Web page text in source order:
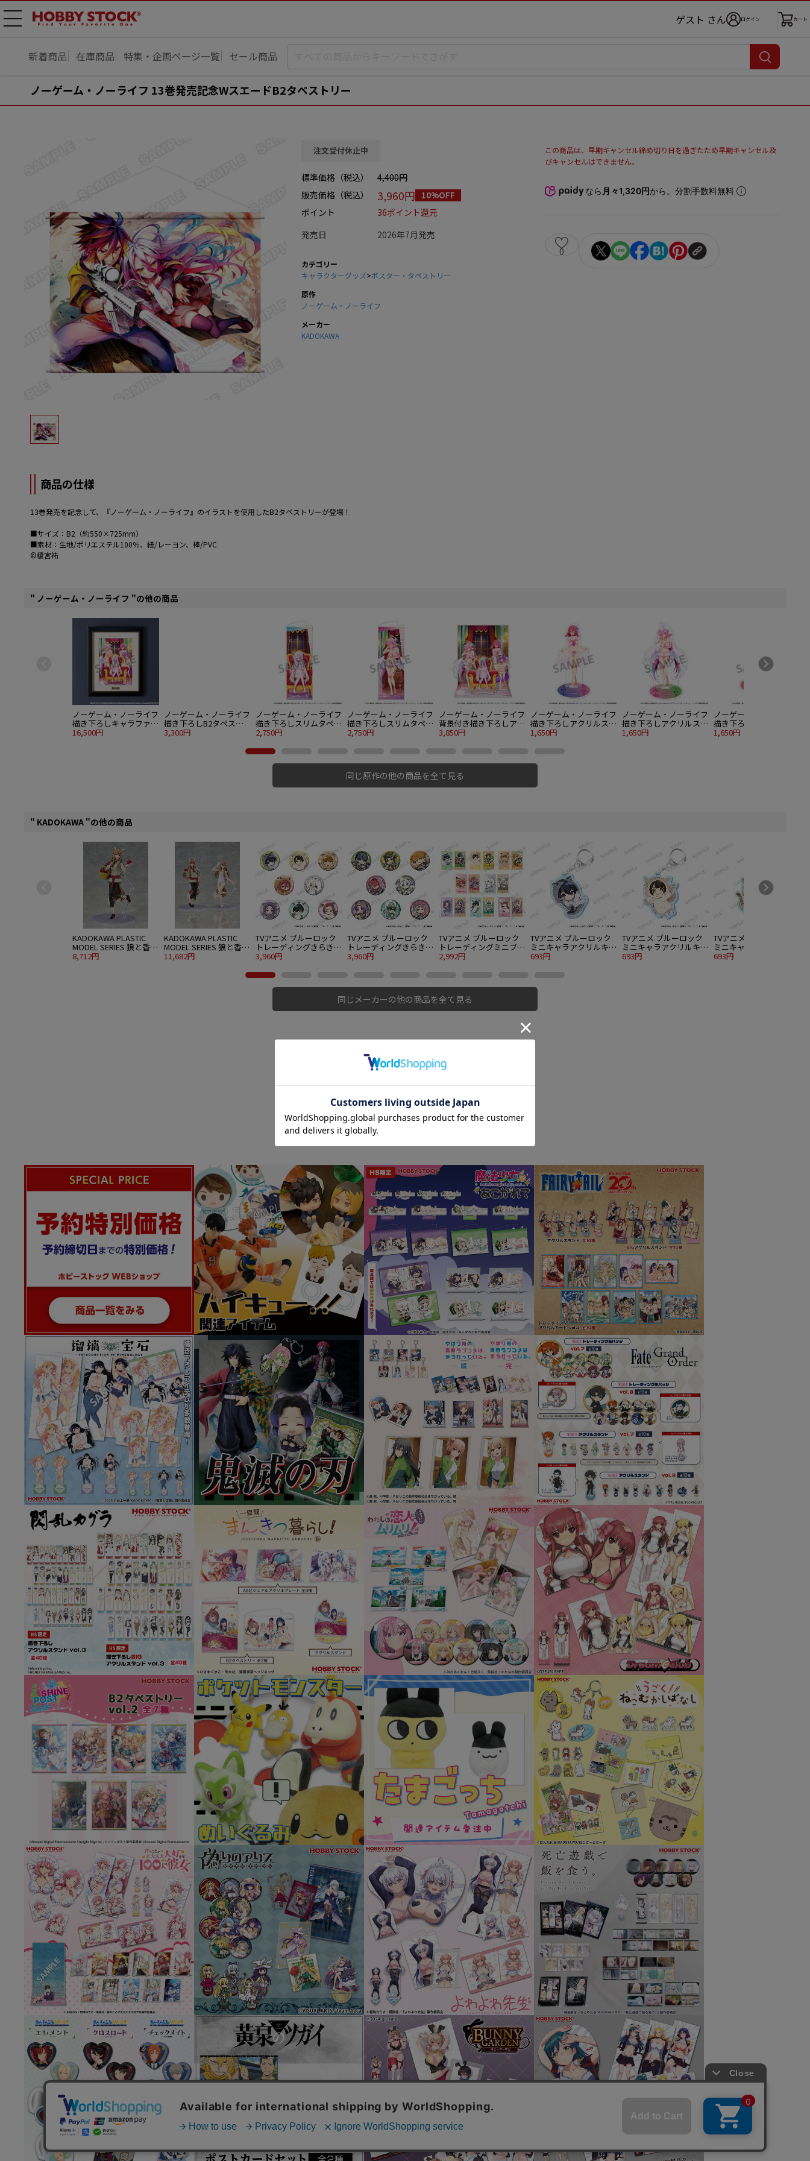
メニ
ゲスト さん ログイン カート
新着商品 在庫商品 特集・企画ページ一覧 セール商品
ノーゲーム・ノーライフ 13巻発売記念WスエードB2タペストリー
注文受付休止中
標準価格（税込）
4,400円
販売価格（税込）
3,960円 10%OFF
ポイント
36ポイント還元
発売日
2026年7月発売
カテゴリー
キャラクターグッズ>ポスター・タペストリー
原作
ノーゲーム・ノーライフ
メーカー
KADOKAWA
この商品は、早期キャンセル締め切り日を過ぎたため早期キャンセル及
びキャンセルはできません。
なら 月々1,320円から。分割手数料無料
0
商品の仕様
13巻発売を記念して、『ノーゲーム・ノーライフ』のイラストを使用したB2タペストリーが登場！
■サイズ：B2（約550×725mm）
■素材：生地/ポリエステル100％、紐/レーヨン、棒/PVC
©榎宮祐
" ノーゲーム・ノーライフ "の他の商品
ノーゲーム・ノーライフ
描き下ろしキャラファイ
ングラフ ナイトウェア
16,500円
ノーゲーム・ノーライフ
描き下ろしB2タペスト
リー ナイトウェア ver.
3,300円
ノーゲーム・ノーライフ
描き下ろしスリムタペス
トリー 白 ナイトウェア
2,750円
ノーゲーム・ノーライフ
描き下ろしスリムタペス
トリー ジブリール ナイ
2,750円
ノーゲーム・ノーライフ
背景付き描き下ろしアク
リルスタンド ナイトウ
3,850円
ノーゲーム・ノーライフ
描き下ろしアクリルスタ
ンド ステファニー・ド
1,650円
ノーゲーム・ノーライフ
描き下ろしアクリルスタ
ンド ジブリール ナイト
1,650円
ノーゲーム・ノーライフ
描き下ろしアクリルスタ
ンド 初瀬いづな ナイト
1,650円
同じ原作の他の商品を全て見る
" KADOKAWA "の他の商品
KADOKAWA PLASTIC
MODEL SERIES 狼と香辛
料 MERCHANT MEETS
8,712円
KADOKAWA PLASTIC
MODEL SERIES 狼と香辛
料 MERCHANT MEETS
11,682円
TVアニメ ブルーロック
トレーディングきらきら
缶バッジ 着ぐるみ猫
3,960円
TVアニメ ブルーロック
トレーディングきらきら
缶バッジ ロープレ Ver. 8
3,960円
TVアニメ ブルーロック
トレーディングミニブロ
マイド Vol.2 8個入り
2,992円
TVアニメ ブルーロック
ミニキャラアクリルキー
ホルダー 着ぐるみ猫
693円
TVアニメ ブルーロック
ミニキャラアクリルキー
ホルダー 着ぐるみ猫
693円
TVアニメ ブルーロック
ミニキャラアクリルキー
ホルダー 着ぐるみ猫
693円
同じメーカーの他の商品を全て見る